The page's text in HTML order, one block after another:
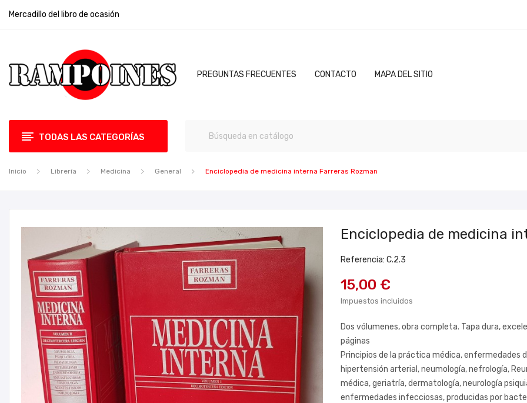
Mercadillo del libro de ocasión
PREGUNTAS FRECUENTES CONTACTO MAPA DEL SITIO
TODAS LAS CATEGORÍAS
Inicio Librería Medicina General Enciclopedia de medicina interna Farreras Rozman
Enciclopedia de medicina
Referencia: C.2.3
15,00 €
Impuestos incluidos
Dos vólumenes, obra completa. Tapa dura,
páginas
Principios de la práctica médica, enfermedades
hipertensión arterial, neumología, nefrología,
médica, geriatría, dermatología, neurología
enfermedades infecciosas, producidas por